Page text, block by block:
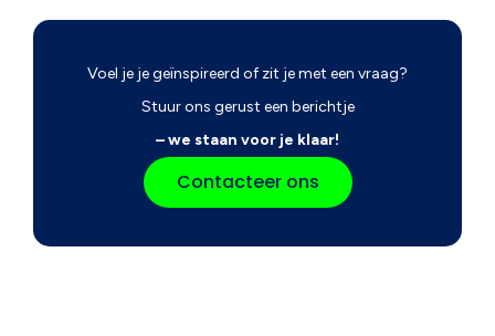
Voel je je geïnspireerd of zit je met een vraag?
Stuur ons gerust een berichtje
– we staan voor je klaar!
Contacteer ons